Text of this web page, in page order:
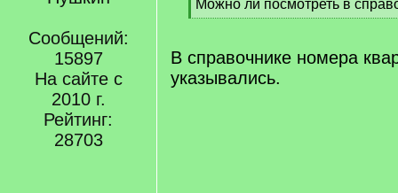
Сообщений:
15897
На сайте с
2010 г.
Рейтинг:
28703
[
q
Можно ли посмотреть в
[
q
]
В справочнике номера
указывались.